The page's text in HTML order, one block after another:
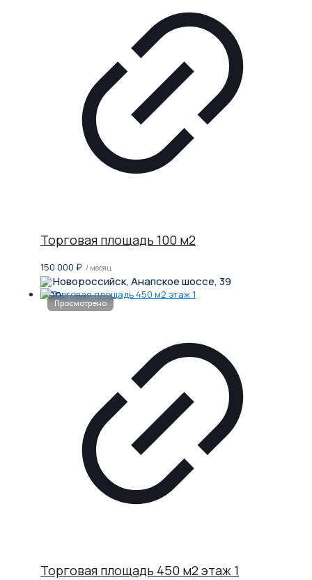
Торговая площадь 100 м2
150 000 ₽ / месяц
Новороссийск, Анапское шоссе, 39
Торговая площадь 450 м2 этаж 1